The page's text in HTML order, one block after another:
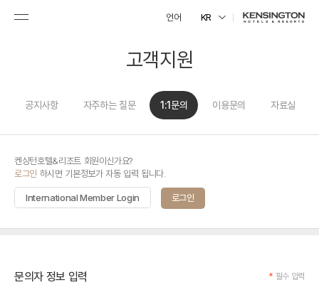
언어 KR
고객지원
공지사항 자주하는 질문 1:1문의 이용문의 자료실
켄싱턴호텔&리조트 회원이신가요?
로그인 하시면 기본정보가 자동 입력 됩니다.
International Member Login 로그인
문의자 정보 입력 * 필수 입력